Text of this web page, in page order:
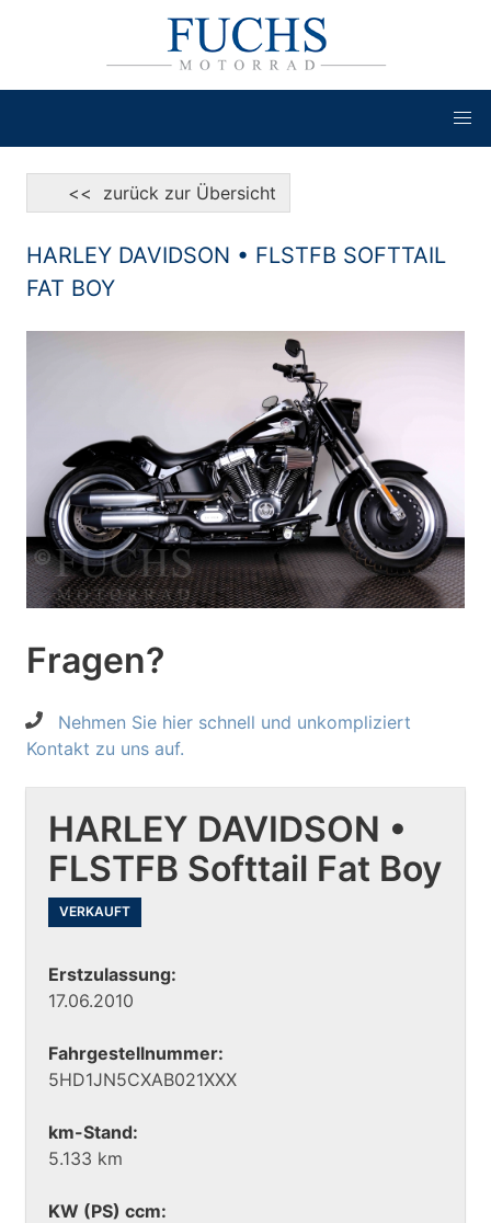
<< zurück zur Übersicht
HARLEY DAVIDSON • FLSTFB SOFTTAIL
FAT BOY
Fragen?
Nehmen Sie hier schnell und unkompliziert
Kontakt zu uns auf.
HARLEY DAVIDSON •
FLSTFB Softtail Fat Boy
VERKAUFT
Erstzulassung:
17.06.2010
Fahrgestellnummer:
5HD1JN5CXAB021XXX
km-Stand:
5.133 km
KW (PS) ccm: